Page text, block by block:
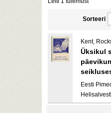
Sorteeri
Kent,
Üksikul
Eesti